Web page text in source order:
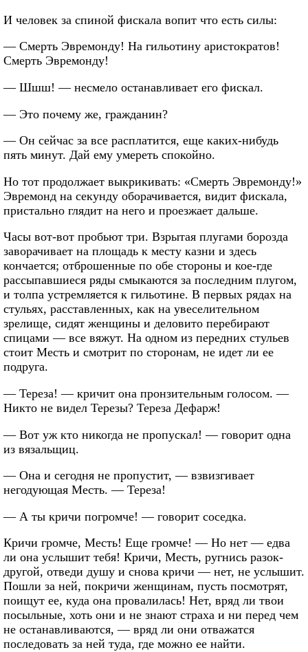
И человек за спиной фискала вопит что есть силы:
— Смерть Эвремонду! На гильотину аристократов!
Смерть Эвремонду!
— Шшш! — несмело останавливает его фискал.
— Это почему же, гражданин?
— Он сейчас за все расплатится, еще каких-нибудь
пять минут. Дай ему умереть спокойно.
Но тот продолжает выкрикивать: «Смерть Эвремонду!»
Эвремонд на секунду оборачивается, видит фискала,
пристально глядит на него и проезжает дальше.
Часы вот-вот пробьют три. Взрытая плугами борозда
заворачивает на площадь к месту казни и здесь
кончается; отброшенные по обе стороны и кое-где
рассыпавшиеся ряды смыкаются за последним плугом,
и толпа устремляется к гильотине. В первых рядах на
стульях, расставленных, как на увеселительном
зрелище, сидят женщины и деловито перебирают
спицами — все вяжут. На одном из передних стульев
стоит Месть и смотрит по сторонам, не идет ли ее
подруга.
— Тереза! — кричит она пронзительным голосом. —
Никто не видел Терезы? Тереза Дефарж!
— Вот уж кто никогда не пропускал! — говорит одна
из вязальщиц.
— Она и сегодня не пропустит, — взвизгивает
негодующая Месть. — Тереза!
— А ты кричи погромче! — говорит соседка.
Кричи громче, Месть! Еще громче! — Но нет — едва
ли она услышит тебя! Кричи, Месть, ругнись разок-
другой, отведи душу и снова кричи — нет, не услышит.
Пошли за ней, покричи женщинам, пусть посмотрят,
поищут ее, куда она провалилась! Нет, вряд ли твои
посыльные, хоть они и не знают страха и ни перед чем
не останавливаются, — вряд ли они отважатся
последовать за ней туда, где можно ее найти.